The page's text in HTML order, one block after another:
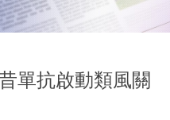
單抗啟動類風關